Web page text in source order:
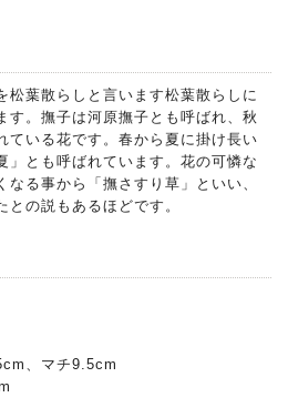
松葉散らしと言います松葉散らしに
す。撫子は河原撫子とも呼ばれ、秋
ている花です。春から夏に掛け長い
」とも呼ばれています。花の可憐な
る事から「撫さすり草」といい、
の説もあるほどです。
、マチ9.5cm